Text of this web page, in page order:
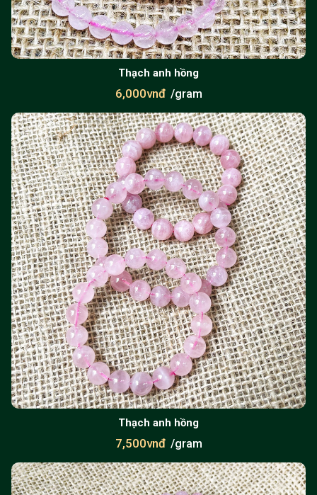
Thạch anh hồng
6,000vnđ /gram
Thạch anh hồng
7,500vnđ /gram